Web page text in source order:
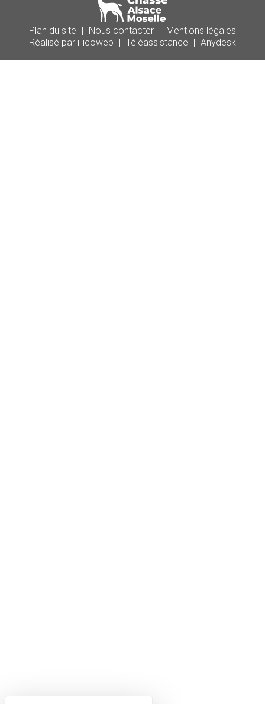
Plan du site | Nous contacter | Mentions légales
Réalisé par illicoweb | Téléassistance | Anydesk